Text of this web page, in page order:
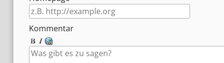
Kommentar